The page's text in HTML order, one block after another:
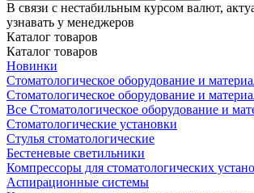
В связи с нестабильным курсом валют,
узнавать у менеджеров
Каталог товаров
Каталог товаров
Новинки
Стоматологическое оборудование и
Стоматологическое оборудование и
Все Стоматологическое оборудование и
Стоматологические установки
Стулья стоматологические
Бестеневые светильники
Компрессоры для стоматологических
Аспирационные системы